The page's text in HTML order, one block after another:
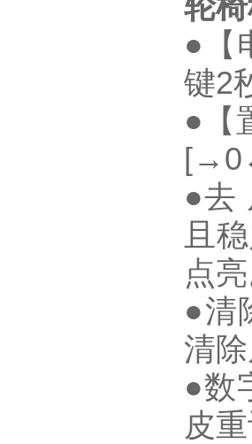
●【
键2
●【
●去
且
点
●清
清
●数
皮